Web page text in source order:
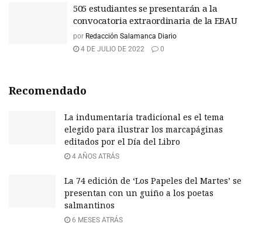
505 estudiantes se presentarán a la
convocatoria extraordinaria de la EBAU
por Redacción Salamanca Diario
4 DE JULIO DE 2022
0
Recomendado
La indumentaria tradicional es el tema
elegido para ilustrar los marcapáginas
editados por el Día del Libro
4 AÑOS ATRÁS
La 74 edición de ‘Los Papeles del Martes’ se
presentan con un guiño a los poetas
salmantinos
6 MESES ATRÁS